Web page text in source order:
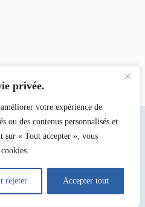
privée.
votre expérience de
ou des contenus personnalisés et
sur « Tout accepter », vous
rejeter Accepter tout
des Services Nationaux .